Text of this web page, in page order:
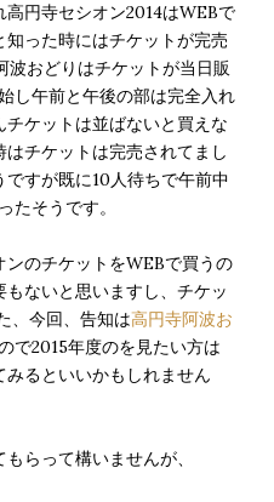
円寺セシオン2014はWEBで
った時にはチケットが完売
波おどりはチケットが当日販
し午前と午後の部は完全入れ
ケットは並ばないと買えな
チケットは完売されてまし
すが既に10人待ちで午前中
たそうです。
のチケットをWEBで買うの
ないと思いますし、チケッ
、今回、告知は高円寺阿波お
で2015年度のを見たい方は
るといいかもしれません
らって構いませんが、